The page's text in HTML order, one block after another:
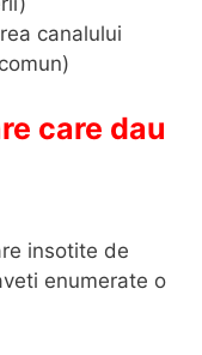
canalului
care dau
insotite de
enumerate o